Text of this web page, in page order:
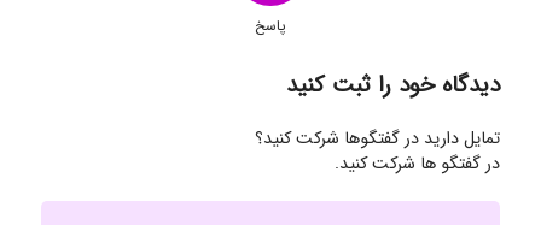
پاسخ
دیدگاه خود را ثبت کنید
تمایل دارید در گفتگوها شرکت کنید؟
در گفتگو ها شرکت کنید.